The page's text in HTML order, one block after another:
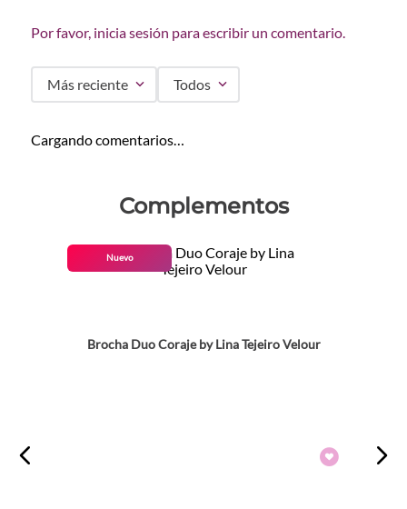
Por favor, inicia sesión para escribir un comentario.
Más reciente Todos
Cargando comentarios…
Complementos
Nuevo
Brocha Duo Coraje by Lina Tejeiro Velour